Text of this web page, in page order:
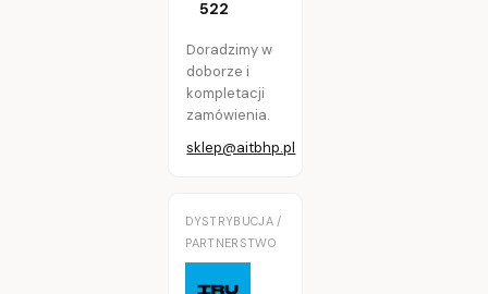
522
Doradzimy w
doborze i
kompletacji
zamówienia.
sklep@aitbhp.pl
DYSTRYBUCJA /
PARTNERSTWO